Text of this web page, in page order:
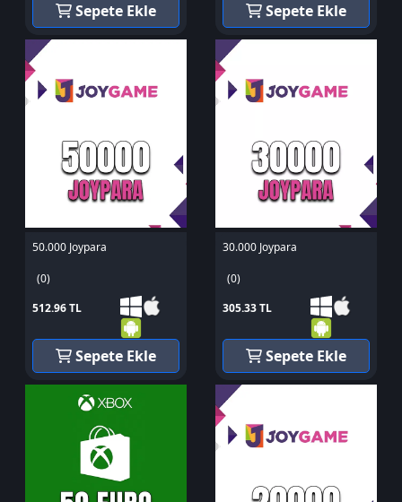
Sepete Ekle Sepete Ekle
50.000 Joypara
(0)
512.96 TL
Sepete Ekle
30.000 Joypara
(0)
305.33 TL
Sepete Ekle